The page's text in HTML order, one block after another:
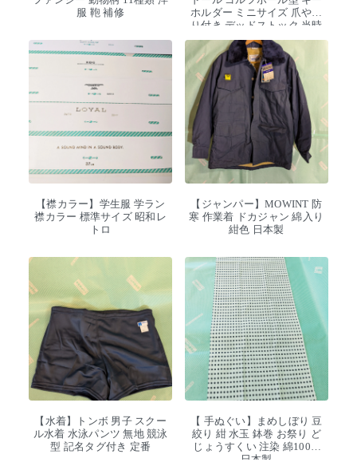
服 鞄 補修
ホルダー ミニサイズ 爪やす
り付き デッドストック 当時
物
【襟カラー】学生服 学ラン
襟カラー 標準サイズ 昭和レ
トロ
【ジャンパー】MOWINT 防
寒 作業着 ドカジャン 綿入り
紺色 日本製
【水着】トンボ 男子 スクー
ル水着 水泳パンツ 無地 競泳
型 記名タグ付き 定番
【 手ぬぐい】まめしぼり 豆
絞り 紺 水玉 鉢巻 お祭り ど
じょうすくい 注染 綿100%
日本製